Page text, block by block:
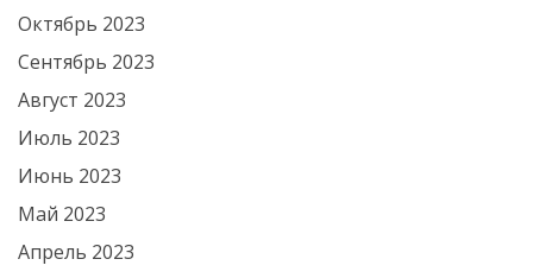
Октябрь 2023
Сентябрь 2023
Август 2023
Июль 2023
Июнь 2023
Май 2023
Апрель 2023